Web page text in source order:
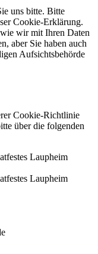
uns bitte. Bitte
Cookie-Erklärung.
wir mit Ihren Daten
aber Sie haben auch
Aufsichtsbehörde
Cookie-Richtlinie
über die folgenden
Laupheim
Laupheim